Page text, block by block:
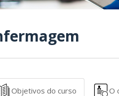
Objetivos do curso O